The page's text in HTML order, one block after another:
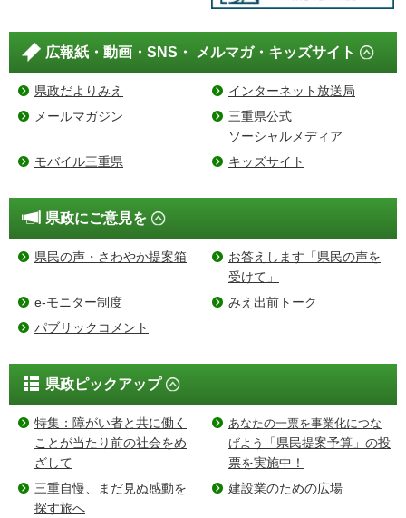
広報紙・動画・SNS・ メルマガ・キッズサイト
県政だよりみえ
インターネット放送局
メールマガジン
三重県公式
ソーシャルメディア
モバイル三重県
キッズサイト
県政にご意見を
県民の声・さわやか提案箱
お答えします「県民の声を
受けて」
e-モニター制度
みえ出前トーク
パブリックコメント
県政ピックアップ
特集：障がい者と共に働く
ことが当たり前の社会をめ
ざして
あなたの一票を事業化につな
げよう
「県民提案予算」の投
票を実施中！
三重自慢、まだ見ぬ感動を
探す旅へ
建設業のための広場